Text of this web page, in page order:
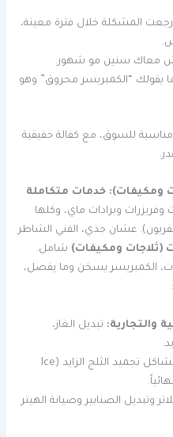
رجعت المشكلة خلال فترة معينة،
معاك سنين مو شهور.
يقولك “الكمبريسر محروق” وهو
للسوق، مع كفالة حقيقية
ومكيفات): خدمات متكاملة
وبرادات ماي، وكلها
عشان جذي، الفني الشاطر
(ثلاجات ومكيفات) شامل.
الكمبريسر يسخن وما يفصل،
والتجارية: تبديل الغاز،
حل مشاكل تجميد الثلج الزايد (Ice
وتبديل الصنابير وصيانة الهيتر